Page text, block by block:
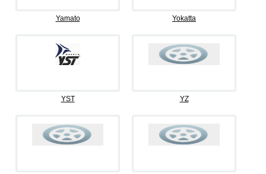
Yamato Yokatta
YST YZ